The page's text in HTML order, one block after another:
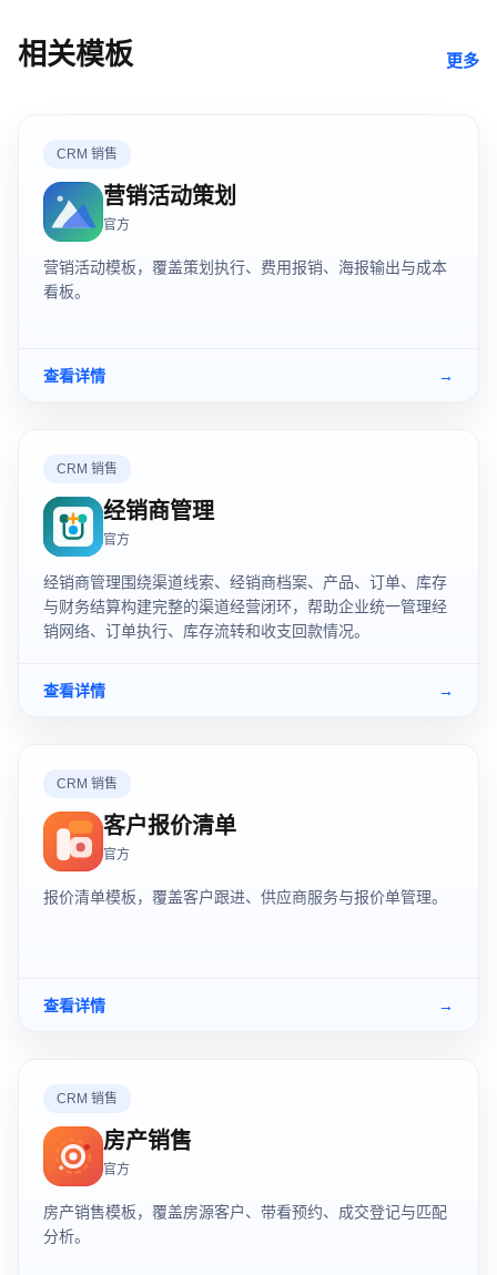
相关模板 更多
CRM 销售
营销活动策划
官方
营销活动模板，覆盖策划执行、费用报销、海报输出与成本
看板。
查看详情 →
CRM 销售
经销商管理
官方
经销商管理围绕渠道线索、经销商档案、产品、订单、库存
与财务结算构建完整的渠道经营闭环，帮助企业统一管理经
销网络、订单执行、库存流转和收支回款情况。
查看详情 →
CRM 销售
客户报价清单
官方
报价清单模板，覆盖客户跟进、供应商服务与报价单管理。
查看详情 →
CRM 销售
房产销售
官方
房产销售模板，覆盖房源客户、带看预约、成交登记与匹配
分析。